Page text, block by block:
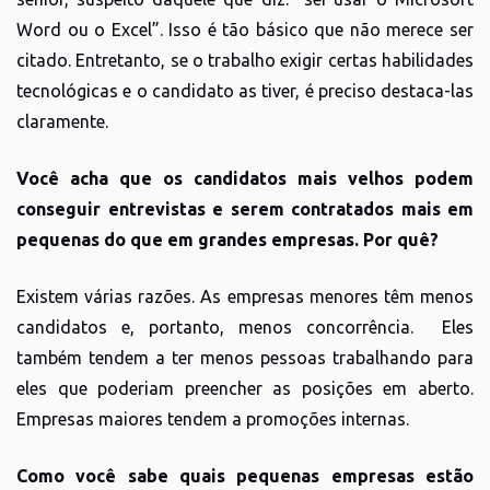
Word ou o Excel”. Isso é tão básico que não merece ser
citado. Entretanto, se o trabalho exigir certas habilidades
tecnológicas e o candidato as tiver, é preciso destaca-las
claramente.
Você acha que os candidatos mais velhos podem
conseguir entrevistas e serem contratados mais em
pequenas do que em grandes empresas. Por quê?
Existem várias razões. As empresas menores têm menos
candidatos e, portanto, menos concorrência. Eles
também tendem a ter menos pessoas trabalhando para
eles que poderiam preencher as posições em aberto.
Empresas maiores tendem a promoções internas.
Como você sabe quais pequenas empresas estão